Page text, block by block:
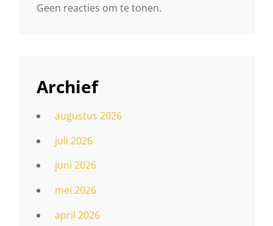
Geen reacties om te tonen.
Archief
augustus 2026
juli 2026
juni 2026
mei 2026
april 2026